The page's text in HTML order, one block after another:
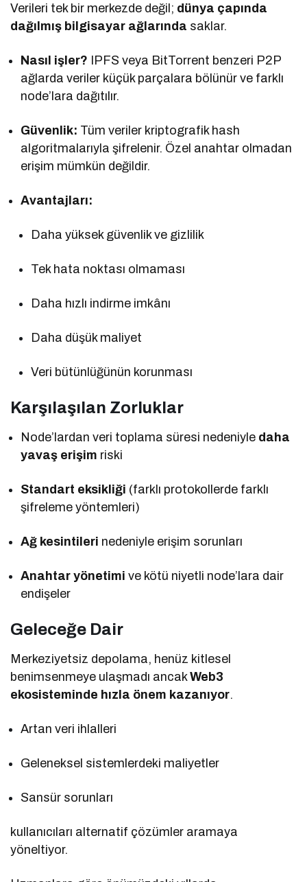
Verileri tek bir merkezde değil; dünya çapında
dağılmış bilgisayar ağlarında saklar.
Nasıl işler? IPFS veya BitTorrent benzeri P2P
ağlarda veriler küçük parçalara bölünür ve farklı
node’lara dağıtılır.
Güvenlik: Tüm veriler kriptografik hash
algoritmalarıyla şifrelenir. Özel anahtar olmadan
erişim mümkün değildir.
Avantajları:
Daha yüksek güvenlik ve gizlilik
Tek hata noktası olmaması
Daha hızlı indirme imkânı
Daha düşük maliyet
Veri bütünlüğünün korunması
Karşılaşılan Zorluklar
Node’lardan veri toplama süresi nedeniyle daha
yavaş erişim riski
Standart eksikliği (farklı protokollerde farklı
şifreleme yöntemleri)
Ağ kesintileri nedeniyle erişim sorunları
Anahtar yönetimi ve kötü niyetli node’lara dair
endişeler
Geleceğe Dair
Merkeziyetsiz depolama, henüz kitlesel
benimsenmeye ulaşmadı ancakWeb3
ekosisteminde hızla önem kazanıyor.
Artan veri ihlalleri
Geleneksel sistemlerdeki maliyetler
Sansür sorunları
kullanıcıları alternatif çözümler aramaya
yöneltiyor.